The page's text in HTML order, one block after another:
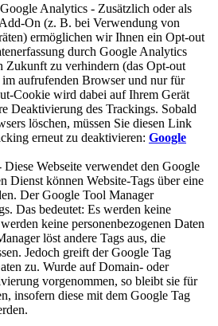
Analytics - Zusätzlich oder als
On (z. B. bei Verwendung von
ermöglichen wir Ihnen ein Opt-out
durch Google Analytics
Zukunft zu verhindern (das Opt-out
aufrufenden Browser und nur für
Cookie wird dabei auf Ihrem Gerät
Deaktivierung des Trackings. Sobald
löschen, müssen Sie diesen Link
erneut zu deaktivieren: Google
Webseite verwendet den Google
Dienst können Website-Tags über eine
Der Google Tool Manager
Das bedeutet: Es werden keine
keine personenbezogenen Daten
löst andere Tags aus, die
Jedoch greift der Google Tag
zu. Wurde auf Domain- oder
vorgenommen, so bleibt sie für
insofern diese mit dem Google Tag